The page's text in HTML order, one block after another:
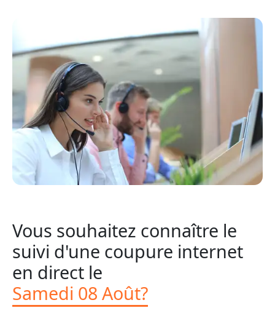
Vous souhaitez connaître le
suivi d'une coupure internet
en direct le
Samedi 08 Août?